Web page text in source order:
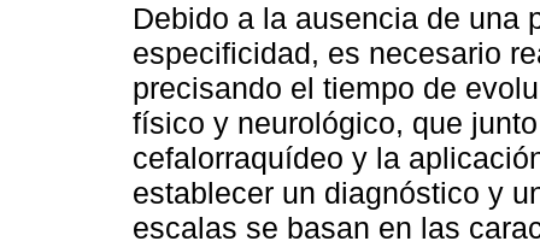
Debido a la ausencia de una
especificidad, es necesario
precisando el tiempo de
físico y neurológico, que
cefalorraquídeo y la
establecer un diagnóstico y
escalas se basan en las